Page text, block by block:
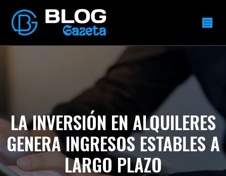
LA INVERSIÓN EN ALQUILERES
GENERA INGRESOS ESTABLES A
LARGO PLAZO